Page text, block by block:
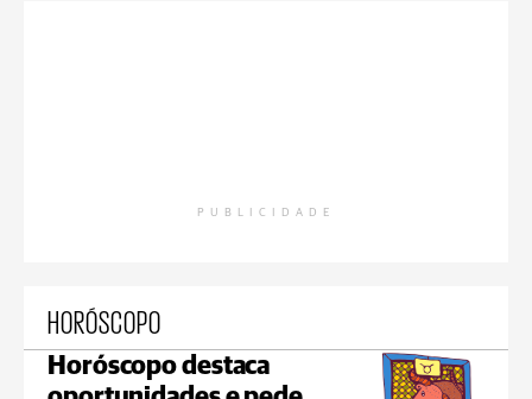
PUBLICIDADE
HORÓSCOPO
Horóscopo destaca